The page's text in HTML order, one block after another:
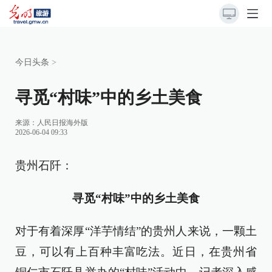
今日头条 >
寻觅“村味”中的乡土美食
来源： 人民日报海外版
2026-06-04 09:33
贵州石阡：
寻觅“村味”中的乡土美食
对于有着深厚“洋芋情结”的贵州人来说，一颗土
豆，可以有上百种丰富吃法。近日，在贵州省